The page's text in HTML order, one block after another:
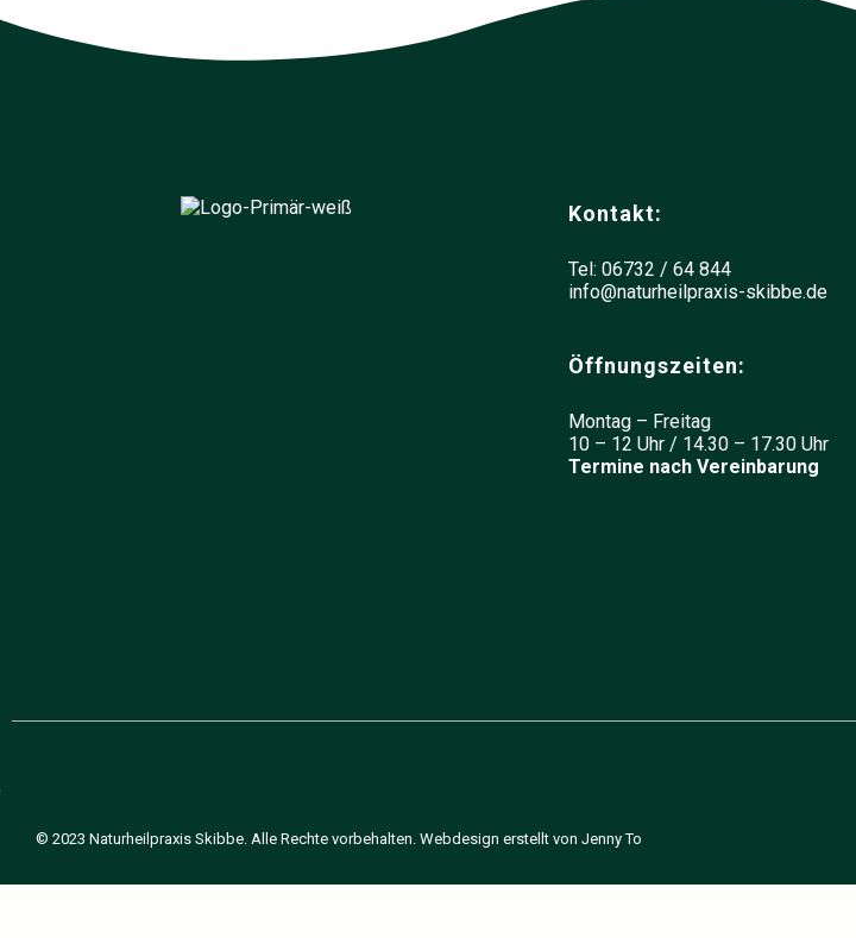
Kontakt:
Tel: 06732 / 64 844
info@naturheilpraxis-skibbe.de
Öffnungszeiten:
Montag – Freitag
10 – 12 Uhr / 14.30 – 17.30 Uhr
Termine nach Vereinbarung
© 2023 Naturheilpraxis Skibbe. Alle Rechte vorbehalten. Webdesign erstellt von Jenny To